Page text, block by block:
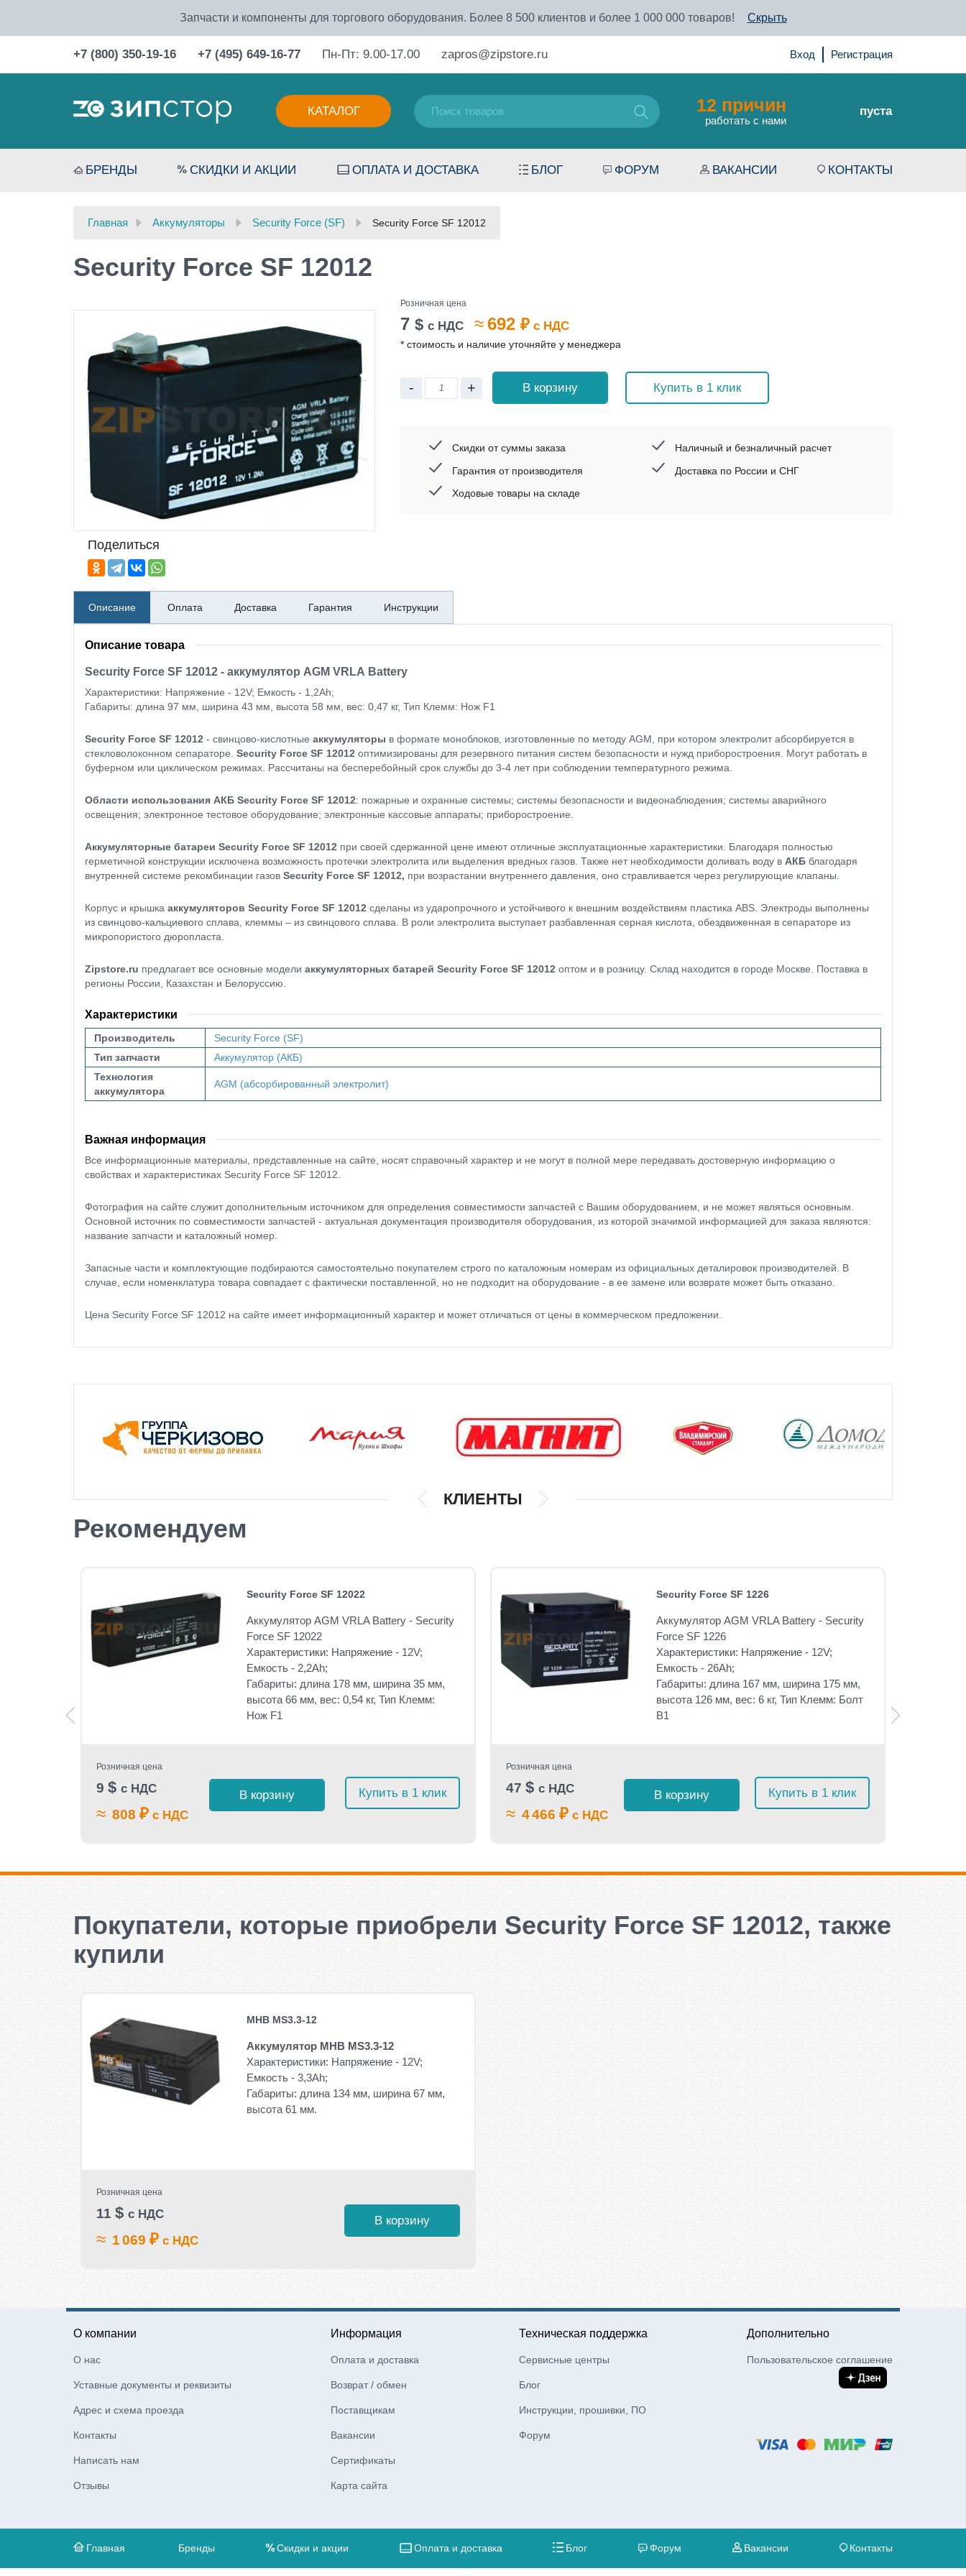
Запчасти и компоненты для торгового оборудования. Более 8 500 клиентов и более 1 000 000 товаров! Скрыть
+7 (800) 350-19-16 +7 (495) 649-16-77 Пн-Пт: 9.00-17.00 zapros@zipstore.ru Вход Регистрация
КАТАЛОГ 12 причин
работать с нами
пуста
БРЕНДЫ СКИДКИ И АКЦИИ ОПЛАТА И ДОСТАВКА БЛОГ ФОРУМ ВАКАНСИИ КОНТАКТЫ
Главная Аккумуляторы Security Force (SF) Security Force SF 12012
Security Force SF 12012
Поделиться
Розничная цена
7 $ с НДС ≈692 ₽ с НДС
* стоимость и наличие уточняйте у менеджера
- + В корзину Купить в 1 клик
Скидки от суммы заказа
Гарантия от производителя
Ходовые товары на складе
Наличный и безналичный расчет
Доставка по России и СНГ
Описание Оплата Доставка Гарантия Инструкции
Описание товара
Security Force SF 12012 - аккумулятор AGM VRLA Battery
Характеристики: Напряжение - 12V; Емкость - 1,2Ah;
Габариты: длина 97 мм, ширина 43 мм, высота 58 мм, вес: 0,47 кг, Тип Клемм: Нож F1
Security Force SF 12012 - свинцово-кислотные аккумуляторы в формате моноблоков, изготовленные по методу AGM, при котором электролит абсорбируется в
стекловолоконном сепараторе. Security Force SF 12012 оптимизированы для резервного питания систем безопасности и нужд приборостроения. Могут работать в
буферном или циклическом режимах. Рассчитаны на бесперебойный срок службы до 3-4 лет при соблюдении температурного режима.
Области использования АКБ Security Force SF 12012: пожарные и охранные системы; системы безопасности и видеонаблюдения; системы аварийного
освещения; электронное тестовое оборудование; электронные кассовые аппараты; приборостроение.
Аккумуляторные батареи Security Force SF 12012 при своей сдержанной цене имеют отличные эксплуатационные характеристики. Благодаря полностью
герметичной конструкции исключена возможность протечки электролита или выделения вредных газов. Также нет необходимости доливать воду в АКБ благодаря
внутренней системе рекомбинации газов Security Force SF 12012, при возрастании внутреннего давления, оно стравливается через регулирующие клапаны.
Корпус и крышка аккумуляторов Security Force SF 12012 сделаны из ударопрочного и устойчивого к внешним воздействиям пластика ABS. Электроды выполнены
из свинцово-кальциевого сплава, клеммы – из свинцового сплава. В роли электролита выступает разбавленная серная кислота, обездвиженная в сепараторе из
микропористого дюропласта.
Zipstore.ru предлагает все основные модели аккумуляторных батарей Security Force SF 12012 оптом и в розницу. Склад находится в городе Москве. Поставка в
регионы России, Казахстан и Белоруссию.
Характеристики
Производитель
Security Force (SF)
Тип запчасти
Аккумулятор (АКБ)
Технология
аккумулятора
AGM (абсорбированный электролит)
Важная информация
Все информационные материалы, представленные на сайте, носят справочный характер и не могут в полной мере передавать достоверную информацию о
свойствах и характеристиках Security Force SF 12012.
Фотография на сайте служит дополнительным источником для определения совместимости запчастей с Вашим оборудованием, и не может являться основным.
Основной источник по совместимости запчастей - актуальная документация производителя оборудования, из которой значимой информацией для заказа являются:
название запчасти и каталожный номер.
Запасные части и комплектующие подбираются самостоятельно покупателем строго по каталожным номерам из официальных деталировок производителей. В
случае, если номенклатура товара совпадает с фактически поставленной, но не подходит на оборудование - в ее замене или возврате может быть отказано.
Цена Security Force SF 12012 на сайте имеет информационный характер и может отличаться от цены в коммерческом предложении.
КЛИЕНТЫ
Рекомендуем
Security Force SF 12022
Аккумулятор AGM VRLA Battery - Security
Force SF 12022
Характеристики: Напряжение - 12V;
Емкость - 2,2Ah;
Габариты: длина 178 мм, ширина 35 мм,
высота 66 мм, вес: 0,54 кг, Тип Клемм:
Нож F1
Розничная цена
9 $ с НДС
≈ 808 ₽ с НДС
В корзину Купить в 1 клик
Security Force SF 1226
Аккумулятор AGM VRLA Battery - Security
Force SF 1226
Характеристики: Напряжение - 12V;
Емкость - 26Ah;
Габариты: длина 167 мм, ширина 175 мм,
высота 126 мм, вес: 6 кг, Тип Клемм: Болт
В1
Розничная цена
47 $ с НДС
≈ 4 466 ₽ с НДС
В корзину Купить в 1 клик
Покупатели, которые приобрели Security Force SF 12012, также
купили
MHB MS3.3-12
Аккумулятор MHB MS3.3-12
Характеристики: Напряжение - 12V;
Емкость - 3,3Ah;
Габариты: длина 134 мм, ширина 67 мм,
высота 61 мм.
Розничная цена
11 $ с НДС
≈ 1 069 ₽ с НДС
В корзину
О компании
О нас
Уставные документы и реквизиты
Адрес и схема проезда
Контакты
Написать нам
Отзывы
Информация
Оплата и доставка
Возврат / обмен
Поставщикам
Вакансии
Сертификаты
Карта сайта
Техническая поддержка
Сервисные центры
Блог
Инструкции, прошивки, ПО
Форум
Дополнительно
Пользовательское соглашение
Главная Бренды Скидки и акции Оплата и доставка Блог Форум Вакансии Контакты